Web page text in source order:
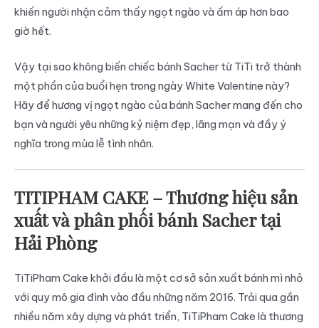
khiến người nhận cảm thấy ngọt ngào và ấm áp hơn bao
giờ hết.
Vậy tại sao không biến chiếc bánh Sacher từ TiTi trở thành
một phần của buổi hẹn trong ngày White Valentine này?
Hãy để hương vị ngọt ngào của bánh Sacher mang đến cho
bạn và người yêu những kỷ niệm đẹp, lãng mạn và đầy ý
nghĩa trong mùa lễ tình nhân.
TITIPHAM CAKE – Thương hiệu sản
xuất và phân phối bánh Sacher tại
Hải Phòng
TiTiPham Cake khởi đầu là một cơ sở sản xuất bánh mì nhỏ
với quy mô gia đình vào đầu những năm 2016. Trải qua gần
nhiều năm xây dựng và phát triển, TiTiPham Cake là thương